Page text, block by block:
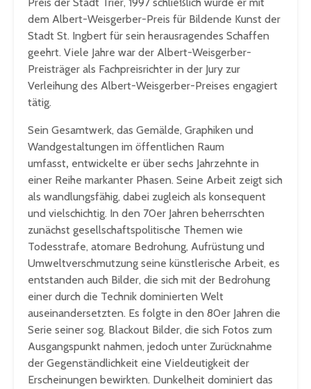
dem Albert-Weisgerber-Preis für Bildende Kunst der
Stadt St. Ingbert für sein herausragendes Schaffen
geehrt. Viele Jahre war der Albert-Weisgerber-
Preisträger als Fachpreisrichter in der Jury zur
Verleihung des Albert-Weisgerber-Preises engagiert
tätig.
Sein Gesamtwerk, das Gemälde, Graphiken und
Wandgestaltungen im öffentlichen Raum
umfasst, entwickelte er über sechs Jahrzehnte in
einer Reihe markanter Phasen. Seine Arbeit zeigt sich
als wandlungsfähig, dabei zugleich als konsequent
und vielschichtig. In den 70er Jahren beherrschten
zunächst gesellschaftspolitische Themen wie
Todesstrafe, atomare Bedrohung, Aufrüstung und
Umweltverschmutzung seine künstlerische Arbeit, es
entstanden auch Bilder, die sich mit der Bedrohung
einer durch die Technik dominierten Welt
auseinandersetzten. Es folgte in den 80er Jahren die
Serie seiner sog. Blackout Bilder, die sich Fotos zum
Ausgangspunkt nahmen, jedoch unter Zurücknahme
der Gegenständlichkeit eine Vieldeutigkeit der
Erscheinungen bewirkten. Dunkelheit dominiert das